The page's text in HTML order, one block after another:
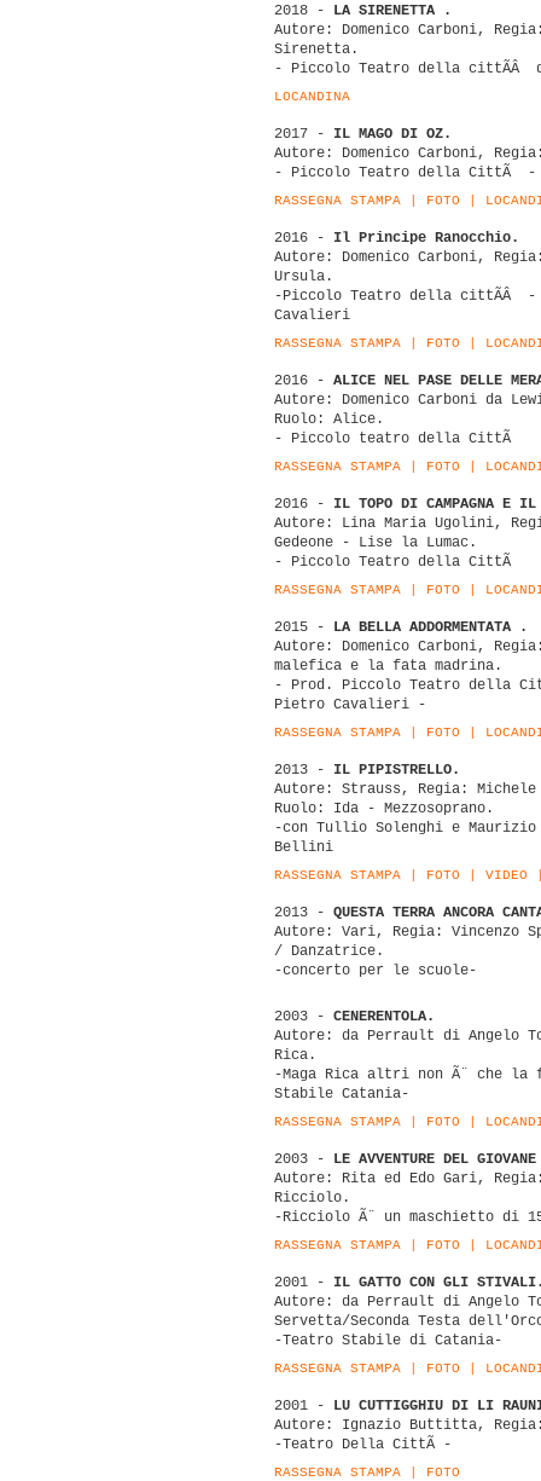
2018 - LA SIRENETTA .
Autore: Domenico Carboni,
Sirenetta.
- Piccolo Teatro della cittÃÂ
LOCANDINA
2017 - IL MAGO DI OZ.
Autore: Domenico Carboni,
- Piccolo Teatro della CittÃ -
RASSEGNA STAMPA FOTO
2016 - Il Principe Ranocchio.
Autore: Domenico Carboni,
Ursula.
-Piccolo Teatro della cittÃÂ
Cavalieri
RASSEGNA STAMPA FOTO
2016 - ALICE NEL PASE DELLE
Autore: Domenico Carboni da
Ruolo: Alice.
- Piccolo teatro della CittÃ
RASSEGNA STAMPA FOTO
2016 - IL TOPO DI CAMPAGNA E
Autore: Lina Maria Ugolini,
Gedeone - Lise la Lumac.
- Piccolo Teatro della CittÃ
RASSEGNA STAMPA FOTO
2015 - LA BELLA ADDORMENTATA .
Autore: Domenico Carboni,
malefica e la fata madrina.
- Prod. Piccolo Teatro della
Pietro Cavalieri -
RASSEGNA STAMPA FOTO
2013 - IL PIPISTRELLO.
Autore: Strauss, Regia:
Ruolo: Ida - Mezzosoprano.
-con Tullio Solenghi e Maurizio
Bellini
RASSEGNA STAMPA FOTO VIDEO
2013 - QUESTA TERRA ANCORA
Autore: Vari, Regia: Vincenzo
/ Danzatrice.
-concerto per le scuole-
2003 - CENERENTOLA.
Autore: da Perrault di Angelo
Rica.
-Maga Rica altri non Ã¨ che la
Stabile Catania-
RASSEGNA STAMPA FOTO
2003 - LE AVVENTURE DEL
Autore: Rita ed Edo Gari,
Ricciolo.
-Ricciolo Ã¨ un maschietto di
RASSEGNA STAMPA FOTO
2001 - IL GATTO CON GLI
Autore: da Perrault di Angelo
Servetta/Seconda Testa
-Teatro Stabile di Catania-
RASSEGNA STAMPA FOTO
2001 - LU CUTTIGGHIU DI LI
Autore: Ignazio Buttitta,
-Teatro Della CittÃ -
RASSEGNA STAMPA FOTO